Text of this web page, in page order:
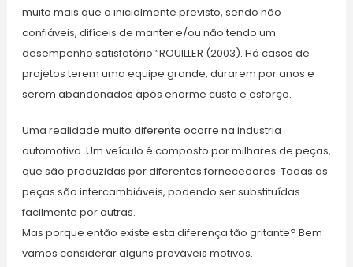
muito mais que o inicialmente previsto, sendo não
confiáveis, difíceis de manter e/ou não tendo um
desempenho satisfatório.”ROUILLER (2003). Há casos de
projetos terem uma equipe grande, durarem por anos e
serem abandonados após enorme custo e esforço.
Uma realidade muito diferente ocorre na industria
automotiva. Um veículo é composto por milhares de peças,
que são produzidas por diferentes fornecedores. Todas as
peças são intercambiáveis, podendo ser substituídas
facilmente por outras.
Mas porque então existe esta diferença tão gritante? Bem
vamos considerar alguns prováveis motivos.